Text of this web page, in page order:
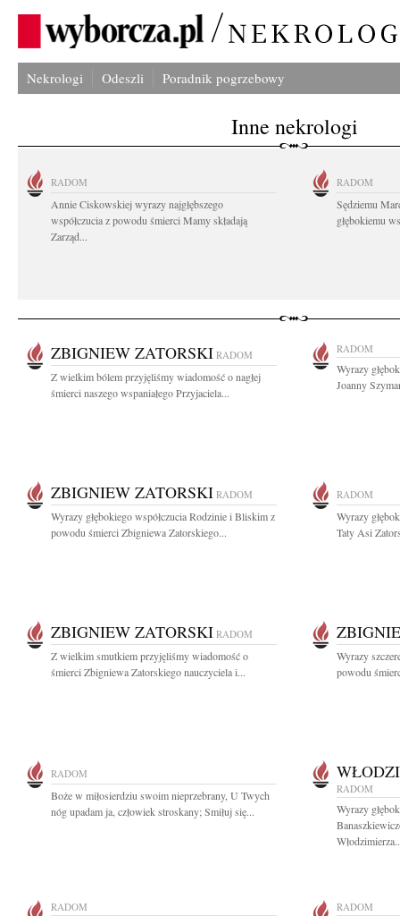
Nekrologi Odeszli Poradnik pogrzebowy
Inne nekrologi
RADOM
Annie Ciskowskiej wyrazy najgłębszego
współczucia z powodu śmierci Mamy składają
Zarząd...
RADOM
Sędziemu
głębokiemu
ZBIGNIEW ZATORSKI RADOM
Z wielkim bólem przyjęliśmy wiadomość o nagłej
śmierci naszego wspaniałego Przyjaciela...
RADOM
Wyrazy
Joanny
ZBIGNIEW ZATORSKI RADOM
Wyrazy głębokiego współczucia Rodzinie i Bliskim z
powodu śmierci Zbigniewa Zatorskiego...
RADOM
Wyrazy
Taty Asi
ZBIGNIEW ZATORSKI RADOM
Z wielkim smutkiem przyjęliśmy wiadomość o
śmierci Zbigniewa Zatorskiego nauczyciela i...
Wyrazy
powodu
RADOM
Boże w miłosierdziu swoim nieprzebrany, U Twych
nóg upadam ja, człowiek stroskany; Smiłuj się...
RADOM
Wyrazy
RADOM RADOM